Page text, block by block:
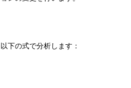
下の式で分析します：